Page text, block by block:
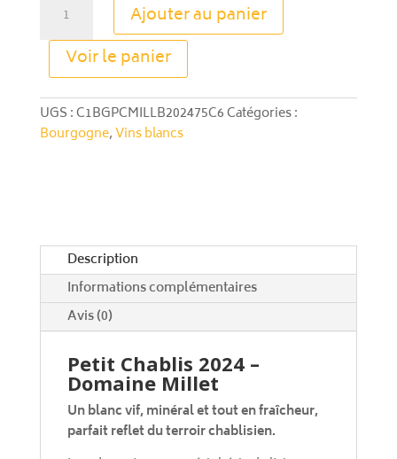
Petit
Chablis
Domaine
Millet
Ajouter au panier
Voir le panier
A
l
e
e
:
UGS :C1BGPCMILLB202475C6Catégories :
Bourgogne,Vins blancs
Description
Informations complémentaires
Avis (0)
Petit Chablis 2024 –
Domaine Millet
Un blanc vif, minéral et tout en fraîcheur,
parfait reflet du terroir chablisien.